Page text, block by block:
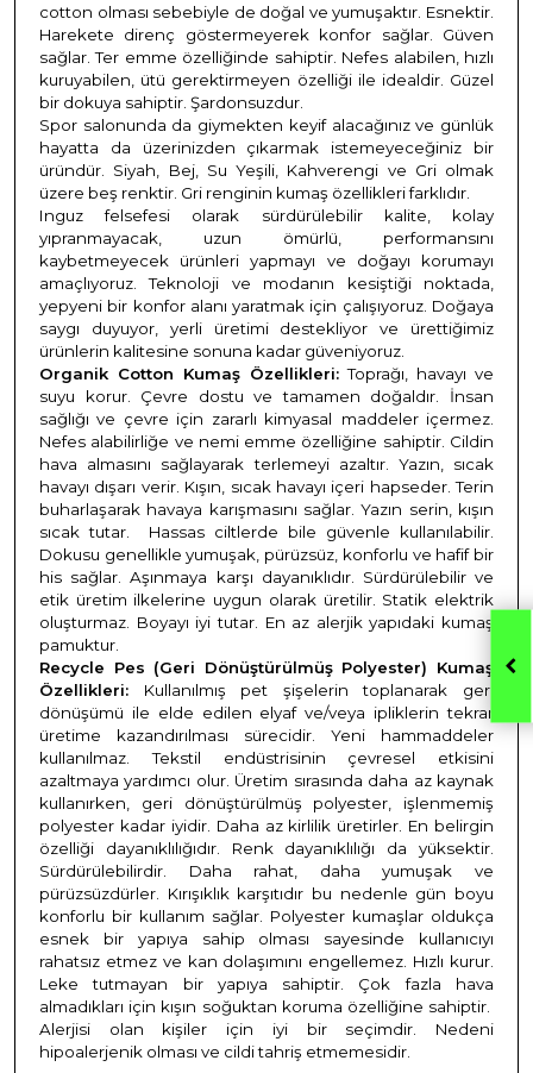
cotton olması sebebiyle de doğal ve yumuşaktır. Esnektir.
Harekete direnç göstermeyerek konfor sağlar. Güven
sağlar. Ter emme özelliğinde sahiptir. Nefes alabilen, hızlı
kuruyabilen, ütü gerektirmeyen özelliği ile idealdir. Güzel
bir dokuya sahiptir. Şardonsuzdur.
Spor salonunda da giymekten keyif alacağınız ve günlük
hayatta da üzerinizden çıkarmak istemeyeceğiniz bir
üründür. Siyah, Bej, Su Yeşili, Kahverengi ve Gri olmak
üzere beş renktir. Gri renginin kumaş özellikleri farklıdır.
Inguz felsefesi olarak sürdürülebilir kalite, kolay
yıpranmayacak, uzun ömürlü, performansını
kaybetmeyecek ürünleri yapmayı ve doğayı korumayı
amaçlıyoruz. Teknoloji ve modanın kesiştiği noktada,
yepyeni bir konfor alanı yaratmak için çalışıyoruz. Doğaya
saygı duyuyor, yerli üretimi destekliyor ve ürettiğimiz
ürünlerin kalitesine sonuna kadar güveniyoruz.
Organik Cotton Kumaş Özellikleri:Toprağı, havayı ve
suyu korur. Çevre dostu ve tamamen doğaldır. İnsan
sağlığı ve çevre için zararlı kimyasal
maddeler içermez.
Nefes alabilirliğe ve nemi emme özelliğine sahiptir. Cildin
hava almasını sağlayarak terlemeyi azaltır. Yazın, sıcak
havayı dışarı verir. Kışın, sıcak havayı içeri hapseder. Terin
buharlaşarak havaya karışmasını sağlar. Yazın serin, kışın
sıcak tutar.
Hassas ciltlerde bile güvenle kullanılabilir.
Dokusu genellikle yumuşak, pürüzsüz, konforlu ve hafif bir
his sağlar. Aşınmaya karşı dayanıklıdır. Sürdürülebilir ve
etik üretim ilkelerine uygun olarak üretilir. Statik elektrik
oluşturmaz. Boyayı iyi tutar. En az alerjik yapıdaki kumaş
pamuktur.
Recycle Pes (Geri Dönüştürülmüş Polyester) Kumaş
Özellikleri: Kullanılmış pet şişelerin toplanarak geri
dönüşümü ile elde edilen elyaf ve/veya ipliklerin tekrar
üretime kazandırılması sürecidir. Yeni hammaddeler
kullanılmaz. Tekstil endüstrisinin çevresel etkisini
azaltmaya yardımcı olur. Üretim sırasında daha az kaynak
kullanırken, geri dönüştürülmüş polyester, işlenmemiş
polyester kadar iyidir. Daha az kirlilik üretirler. En belirgin
özelliği dayanıklılığıdır. Renk dayanıklılığı da yüksektir.
Sürdürülebilirdir. Daha rahat, daha yumuşak ve
pürüzsüzdürler. Kırışıklık karşıtıdır bu nedenle gün boyu
konforlu bir kullanım sağlar. Polyester kumaşlar oldukça
esnek bir yapıya sahip olması sayesinde kullanıcıyı
rahatsız etmez ve kan dolaşımını engellemez. Hızlı kurur.
Leke tutmayan bir yapıya sahiptir. Çok fazla hava
almadıkları için kışın soğuktan koruma özelliğine sahiptir.
Alerjisi olan kişiler için iyi bir seçimdir. Nedeni
hipoalerjenik olması ve cildi tahriş etmemesidir.